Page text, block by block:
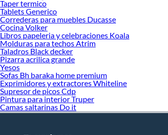
Taper termico
Tablets Generico
Correderas para muebles Ducasse
Cocina Volker
Libros papeleria y celebraciones Koala
Molduras para techos Atrim
Taladros Black decker
Pizarra acrilica grande
Yesos
Sofas Bh baraka home premium
Exprimidores y extractores Whiteline
Supresor de picos Cdp
Pintura para interior Truper
Camas saltarinas Do it